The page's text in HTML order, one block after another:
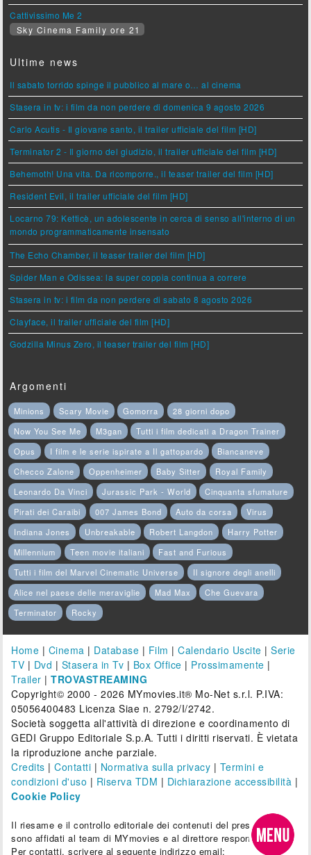
Cattivissimo Me 2
Sky Cinema Family ore 21
Ultime news
Il sabato torrido spinge il pubblico al mare o… al cinema
Stasera in tv: i film da non perdere di domenica 9 agosto 2026
Carlo Acutis - Il giovane santo, il trailer ufficiale del film [HD]
Terminator 2 - Il giorno del giudizio, il trailer ufficiale del film [HD]
Behemoth! Una vita. Da ricomporre., il teaser trailer del film [HD]
Resident Evil, il trailer ufficiale del film [HD]
Locarno 79: Ketticè, un adolescente in cerca di senso all'interno di un
mondo programmaticamente insensato
The Echo Chamber, il teaser trailer del film [HD]
Spider Man e Odissea: la super coppia continua a correre
Stasera in tv: i film da non perdere di sabato 8 agosto 2026
Clayface, il trailer ufficiale del film [HD]
Godzilla Minus Zero, il teaser trailer del film [HD]
Argomenti
Minions Scary Movie Gomorra
28 giorni dopo
Now You See Me
M3gan
Tutti i film dedicati a Dragon Trainer
Opus
I film e le serie ispirate a Il gattopardo
Biancaneve
Checco Zalone
Oppenheimer Baby Sitter
Royal Family
Leonardo Da Vinci
Jurassic Park - World
Cinquanta sfumature
Pirati dei Caraibi
007 James Bond Auto da corsa
Virus
Indiana Jones
Unbreakable Robert Langdon
Harry Potter
Millennium
Teen movie italiani
Fast and Furious
Tutti i film del Marvel Cinematic Universe
Il signore degli anelli
Alice nel paese delle meraviglie
Mad Max
Che Guevara
Terminator
Rocky
Home | Cinema | Database | Film |Calendario Uscite |Serie
TV | Dvd | Stasera in Tv | Box Office | Prossimamente |
Trailer |TROVASTREAMING
Copyright© 2000 - 2026 MYmovies.it® Mo-Net s.r.l. P.IVA:
05056400483 Licenza Siae n. 2792/I/2742.
Società soggetta all'attività di direzione e coordinamento di
GEDI Gruppo Editoriale S.p.A. Tutti i diritti riservati. È vietata
la riproduzione anche parziale.
Credits |Contatti | Normativa sulla privacy | Termini e
condizioni d'uso | Riserva TDM | Dichiarazione accessibilità |
Cookie Policy
Il riesame e il controllo editoriale dei contenuti del presente sito
sono affidati al team di MYmovies e al direttore responsabile.
Per contatti, scrivere al seguente indirizzo email: